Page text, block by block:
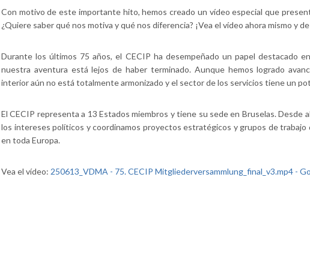
Con motivo de este importante hito, hemos creado un vídeo especial que
¿Quiere saber qué nos motiva y qué nos diferencia? ¡Vea el vídeo ahora mismo y
Durante los últimos 75 años, el CECIP ha desempeñado un papel destacado
nuestra aventura está lejos de haber terminado. Aunque hemos logrado
interior aún no está totalmente armonizado y el sector de los servicios tiene un
El CECIP representa a 13 Estados miembros y tiene su sede en Bruselas. Desde
los intereses políticos y coordinamos proyectos estratégicos y grupos de
en toda Europa.
Vea el vídeo: 250613_VDMA - 75. CECIP Mitgliederversammlung_final_v3.mp4 -